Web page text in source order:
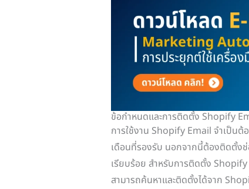
ข้อกำหนดและการติดตั้ง Shopify
การใช้งาน Shopify Email จำเป็น
เดือนที่รองรับ นอกจากนี้ต้องติดตั้งช่
เรียบร้อย สำหรับการติดตั้ง
สามารถค้นหาและติดตั้งได้จาก